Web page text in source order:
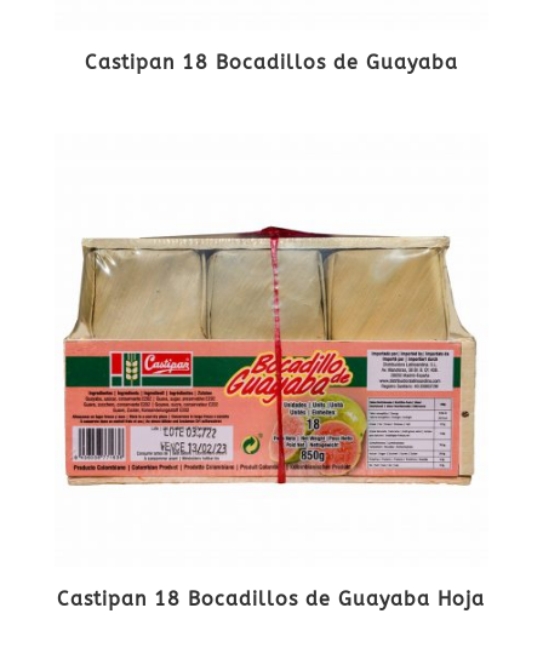
Castipan 18 Bocadillos de Guayaba
Castipan 18 Bocadillos de Guayaba Hoja